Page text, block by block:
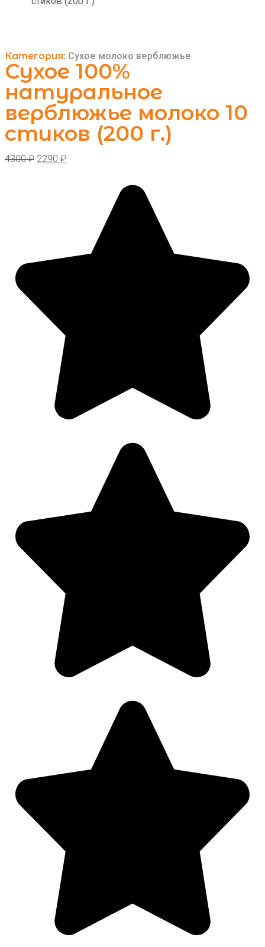
Категория: Сухое молоко верблюжье
Сухое 100%
натуральное
верблюжье молоко 10
стиков (200 г.)
4300₽ 2290 ₽